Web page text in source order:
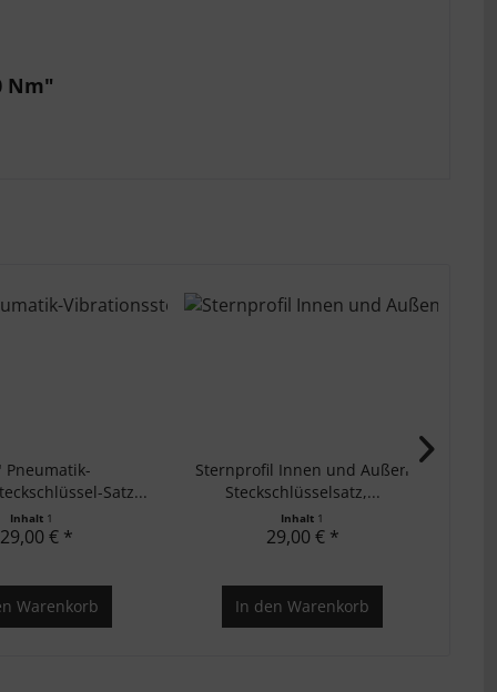
Nm"
Pneumatik-
Satz...
Inhalt 1
€ *
Warenkorb
Sternprofil Innen und Außen
Steckschlüsselsatz,...
Inhalt 1
29,00 € *
In den Warenkorb